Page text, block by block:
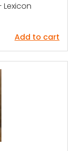
Add to cart